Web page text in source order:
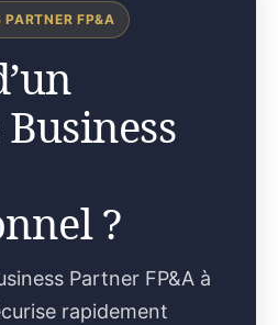
FP&A
?
Partner FP&A à
rapidement